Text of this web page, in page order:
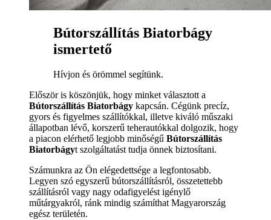
Bútorszállítás Biatorbágy
ismertető
Hívjon és örömmel segítünk.
Először is köszönjük, hogy minket választott a
Bútorszállítás Biatorbágy kapcsán. Cégünk precíz,
gyors és figyelmes szállítókkal, illetve kiváló műszaki
állapotban lévő, korszerű teherautókkal dolgozik, hogy
a piacon elérhető legjobb minőségű Bútorszállítás
Biatorbágyt szolgáltatást tudja önnek biztosítani.
Számunkra az Ön elégedettsége a legfontosabb.
Legyen szó egyszerű bútorszállításról, összetettebb
szállításról vagy nagy odafigyelést igénylő
műtárgyakról, ránk mindig számíthat Magyarország
egész területén.